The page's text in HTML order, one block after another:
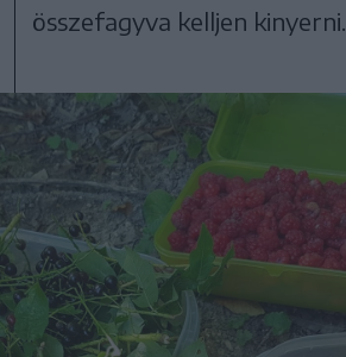
összefagyva kelljen kinyerni.